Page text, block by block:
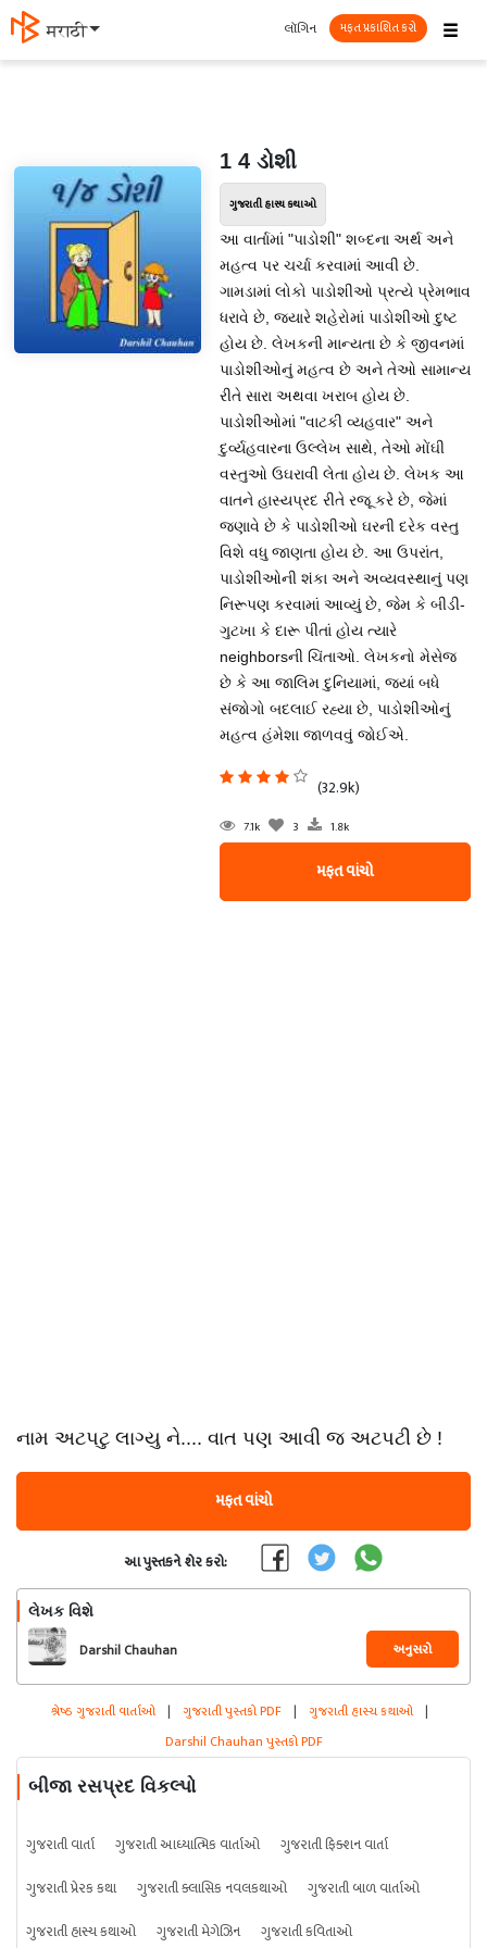
मराठी ☰
લૉગિન મફત પ્રકાશિત કરો
1 4 ડોશી
ગુજરાતી હાસ્ય કથાઓ
આ વાર્તામાં "પાડોશી" શબ્દના અર્થ અને
મહત્વ પર ચર્ચા કરવામાં આવી છે.
ગામડામાં લોકો પાડોશીઓ પ્રત્યે પ્રેમભાવ
ધરાવે છે, જ્યારે શહેરોમાં પાડોશીઓ દુષ્ટ
હોય છે. લેખકની માન્યતા છે કે જીવનમાં
પાડોશીઓનું મહત્વ છે અને તેઓ સામાન્ય
રીતે સારા અથવા ખરાબ હોય છે.
પાડોશીઓમાં "વાટકી વ્યહવાર" અને
દુર્વ્યહવારના ઉલ્લેખ સાથે, તેઓ મોંઘી
વસ્તુઓ ઉઘરાવી લેતા હોય છે. લેખક આ
વાતને હાસ્યપ્રદ રીતે રજૂ કરે છે, જેમાં
જણાવે છે કે પાડોશીઓ ઘરની દરેક વસ્તુ
વિશે વધુ જાણતા હોય છે. આ ઉપરાંત,
પાડોશીઓની શંકા અને અવ્યવસ્થાનું પણ
નિરૂપણ કરવામાં આવ્યું છે, જેમ કે બીડી-
ગુટખા કે દારૂ પીતાં હોય ત્યારે
neighborsની ચિંતાઓ. લેખકનો મેસેજ
છે કે આ જાલિમ દુનિયામાં, જ્યાં બધે
સંજોગો બદલાઈ રહ્યા છે, પાડોશીઓનું
મહત્વ હંમેશા જાળવવું જોઈએ.
(32.9k)
7.1k 3 1.8k
મફત વાંચો
નામ અટપટુ લાગ્યુ ને.... વાત પણ આવી જ અટપટી છે !
મફત વાંચો
આ પુસ્તકને શેર કરો:
લેખક વિશે
Darshil Chauhan અનુસરો
શ્રેષ્ઠ ગુજરાતી વાર્તાઓ | ગુજરાતી પુસ્તકો PDF | ગુજરાતી હાસ્ય કથાઓ |
Darshil Chauhan પુસ્તકો PDF
બીજા રસપ્રદ વિકલ્પો
ગુજરાતી વાર્તા ગુજરાતી આધ્યાત્મિક વાર્તાઓ
ગુજરાતી ફિક્શન વાર્તા
ગુજરાતી પ્રેરક કથા
ગુજરાતી ક્લાસિક નવલકથાઓ
ગુજરાતી બાળ વાર્તાઓ
ગુજરાતી હાસ્ય કથાઓ
ગુજરાતી મેગેઝિન ગુજરાતી કવિતાઓ